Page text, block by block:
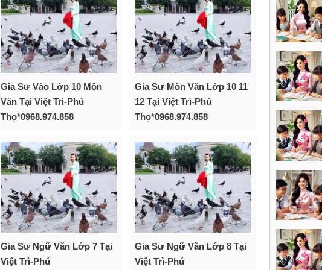
Gia Sư Vào Lớp 10 Môn
Văn Tại Việt Trì-Phú
Thọ*0968.974.858
Gia Sư Môn Văn Lớp 10 11
12 Tại Việt Trì-Phú
Thọ*0968.974.858
Gia Sư Ngữ Văn Lớp 7 Tại
Việt Trì-Phú
Gia Sư Ngữ Văn Lớp 8 Tại
Việt Trì-Phú